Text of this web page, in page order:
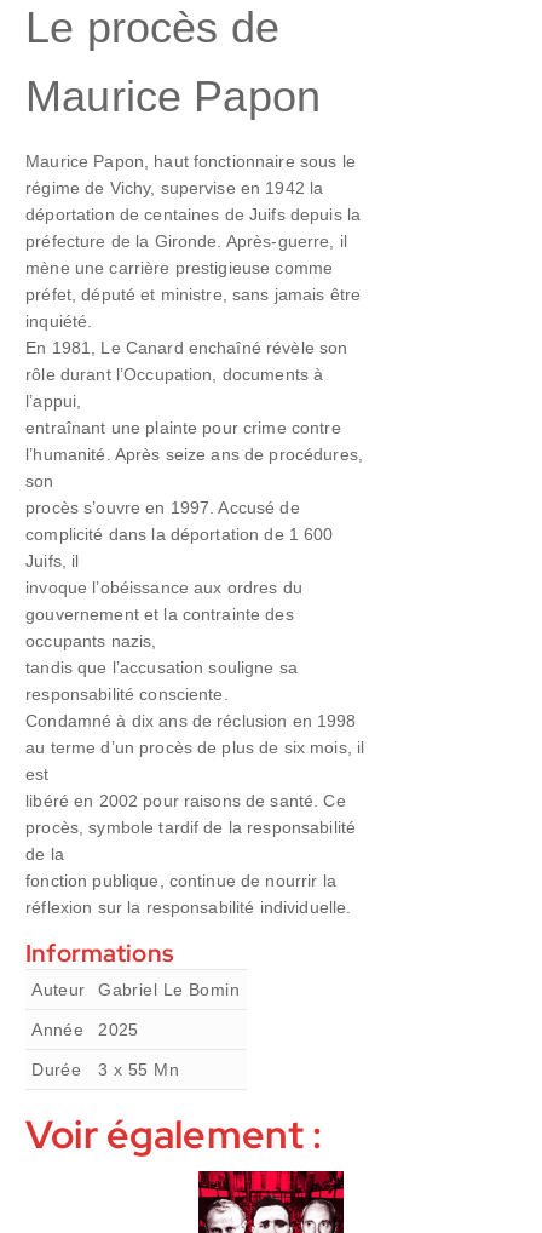
Le procès de
Maurice Papon
Maurice Papon, haut fonctionnaire sous le
régime de Vichy, supervise en 1942 la
déportation de centaines de Juifs depuis la
préfecture de la Gironde. Après-guerre, il
mène une carrière prestigieuse comme
préfet, député et ministre, sans jamais être
inquiété.
En 1981, Le Canard enchaîné révèle son
rôle durant l’Occupation, documents à
l’appui,
entraînant une plainte pour crime contre
l’humanité. Après seize ans de procédures,
son
procès s’ouvre en 1997. Accusé de
complicité dans la déportation de 1 600
Juifs, il
invoque l’obéissance aux ordres du
gouvernement et la contrainte des
occupants nazis,
tandis que l’accusation souligne sa
responsabilité consciente.
Condamné à dix ans de réclusion en 1998
au terme d’un procès de plus de six mois, il
est
libéré en 2002 pour raisons de santé. Ce
procès, symbole tardif de la responsabilité
de la
fonction publique, continue de nourrir la
réflexion sur la responsabilité individuelle.
Informations
Auteur Gabriel Le Bomin
Année 2025
Durée 3 x 55 Mn
Voir également :